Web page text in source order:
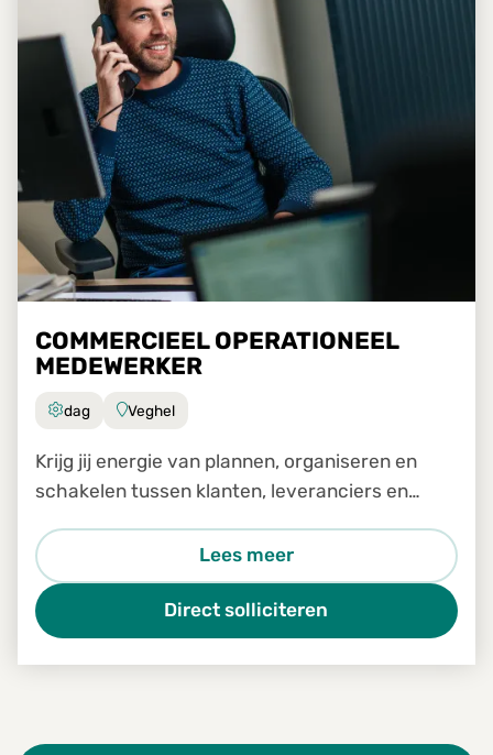
COMMERCIEEL OPERATIONEEL
MEDEWERKER
dag Veghel
Krijg jij energie van plannen, organiseren en
schakelen tussen klanten, leveranciers en
Lees meer
Direct solliciteren